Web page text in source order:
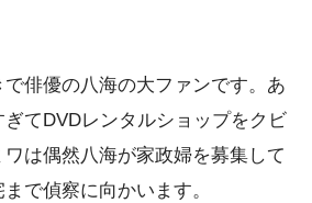
で俳優の八海の大ファンです。あ
てDVDレンタルショップをクビ
は偶然八海が家政婦を募集して
で偵察に向かいます。